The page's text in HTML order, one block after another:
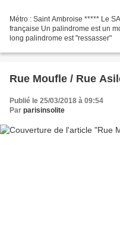
Métro : Saint Ambroise ***** Le
française Un palindrome est un
long palindrome est "ressasser"
Rue Moufle / Rue
Publié le 25/03/2018 à 09:54
Par parisinsolite